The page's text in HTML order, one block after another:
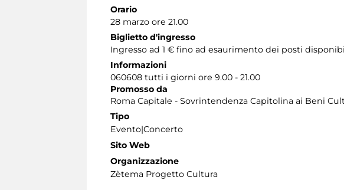
Orario
28 marzo ore 21.00
Biglietto d'ingresso
Ingresso ad 1 € fino ad esaurimento dei posti
Informazioni
060608 tutti i giorni ore 9.00 - 21.00
Promosso da
Roma Capitale - Sovrintendenza Capitolina ai Beni
Tipo
Evento|Concerto
Sito Web
Organizzazione
Zètema Progetto Cultura